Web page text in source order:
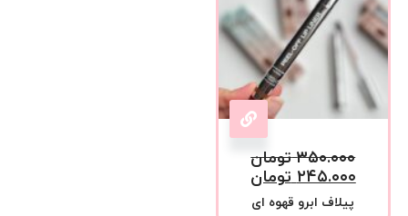
۳۵۰.۰۰۰ تومان
۲۴۵.۰۰۰ تومان
پیلاف ابرو قهوه ای